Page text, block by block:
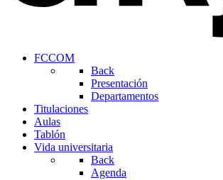
FCCOM
Back
Presentación
Departamentos
Titulaciones
Aulas
Tablón
Vida universitaria
Back
Agenda